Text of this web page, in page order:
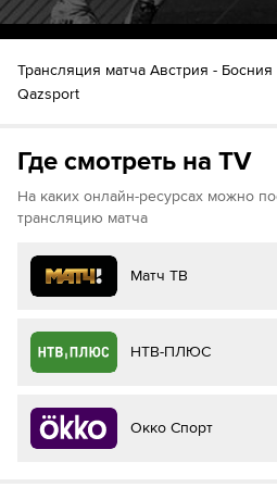
Трансляция матча Австрия -
Qazsport
Где смотреть на TV
На каких онлайн-ресурсах можно
трансляцию матча
Матч ТВ
Как смотреть бесплатно
Матч ТВ
Инструкция
Перейдите на сайт МАТЧ ТВ
НТВ-ПЛЮС
Как смотреть бесплатно
на НТВ ПЛЮС
Окко Спорт